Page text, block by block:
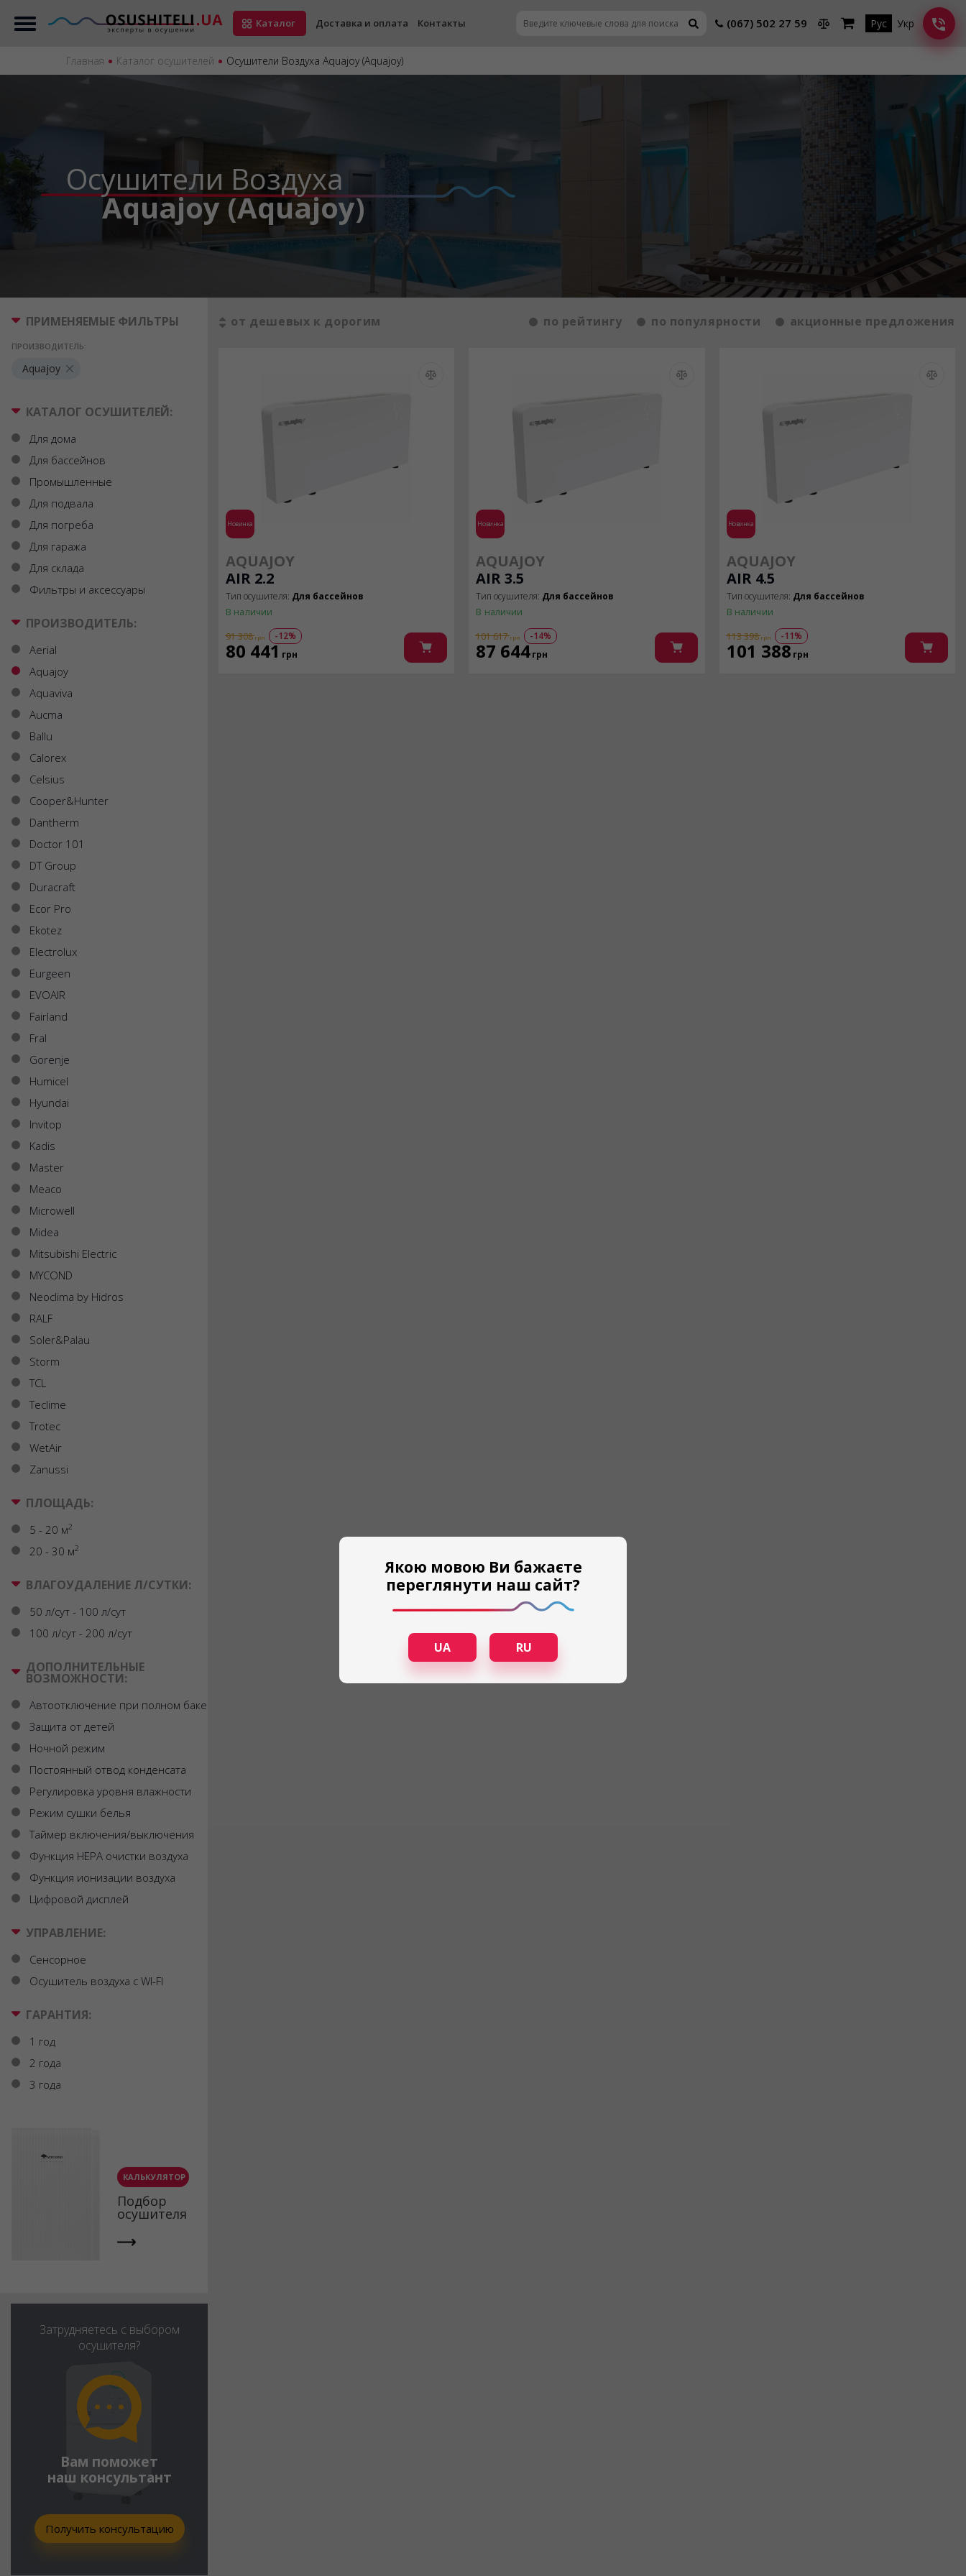
Каталог Доставка и оплата Контакты (067) 502 27 59 Рус Укр
Главная Каталог осушителей Осушители Воздуха Aquajoy (Aquajoy)
Осушители Воздуха
Aquajoy (Aquajoy)
ПРИМЕНЯЕМЫЕ ФИЛЬТРЫ
ПРОИЗВОДИТЕЛЬ:
Aquajoy
КАТАЛОГ ОСУШИТЕЛЕЙ:
Для дома
Для бассейнов
Промышленные
Для подвала
Для погреба
Для гаража
Для склада
Фильтры и аксессуары
ПРОИЗВОДИТЕЛЬ:
Aerial
Aquajoy
Aquaviva
Aucma
Ballu
Calorex
Celsius
Cooper&Hunter
Dantherm
Doctor 101
DT Group
Duracraft
Ecor Pro
Ekotez
Electrolux
Eurgeen
EVOAIR
Fairland
Fral
Gorenje
Humicel
Hyundai
Invitop
Kadis
Master
Meaco
Microwell
Midea
Mitsubishi Electric
MYCOND
Neoclima by Hidros
RALF
Soler&Palau
Storm
TCL
Teclime
Trotec
WetAir
Zanussi
ПЛОЩАДЬ:
5 - 20 м2
20 - 30 м2
ВЛАГОУДАЛЕНИЕ Л/СУТКИ:
50 л/сут - 100 л/сут
100 л/сут - 200 л/сут
ДОПОЛНИТЕЛЬНЫЕ
ВОЗМОЖНОСТИ:
Автоотключение при полном баке
Защита от детей
Ночной режим
Постоянный отвод конденсата
Регулировка уровня влажности
Режим сушки белья
Таймер включения/выключения
Функция HEPA очистки воздуха
Функция ионизации воздуха
Цифровой дисплей
УПРАВЛЕНИЕ:
Сенсорное
Осушитель воздуха с WI-FI
ГАРАНТИЯ:
1 год
2 года
3 года
КАЛЬКУЛЯТОР
Подбор
осушителя
Затрудняетесь с выбором
осушителя?
Вам поможет
наш консультант
Получить консультацию
от дешевых к дорогим по рейтингу по популярности акционные предложения
Новинка
AQUAJOY
AIR 2.2
Тип осушителя: Для бассейнов
В наличии
91 308 грн -12%
80 441грн
Новинка
AQUAJOY
AIR 3.5
Тип осушителя: Для бассейнов
В наличии
101 617 грн -14%
87 644грн
Новинка
AQUAJOY
AIR 4.5
Тип осушителя: Для бассейнов
В наличии
113 398грн -11%
101 388грн
Якою мовою Ви бажаєте
переглянути наш сайт?
UA RU